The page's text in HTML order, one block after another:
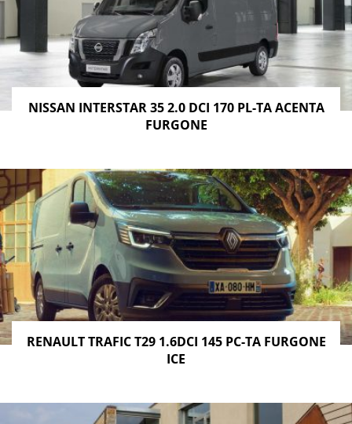
NISSAN INTERSTAR 35 2.0 DCI 170 PL-TA ACENTA
FURGONE
RENAULT TRAFIC T29 1.6DCI 145 PC-TA FURGONE
ICE